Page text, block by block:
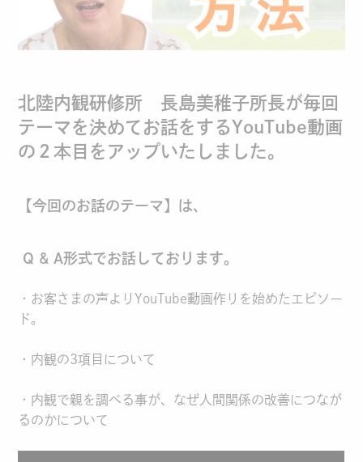
北陸内観研修所 長島美稚子所長が毎回
テーマを決めてお話をするYouTube動画
の２本目をアップいたしました。
【今回のお話のテーマ】は、
Q & A形式でお話しております。
・お客さまの声よりYouTube動画作りを始めたエピソー
ド。
・内観の3項目について
・内観で親を調べる事が、なぜ人間関係の改善につなが
るのかについて